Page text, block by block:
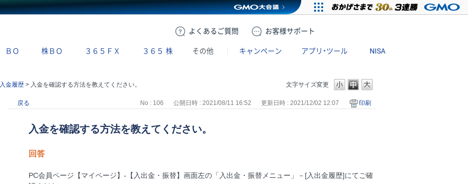
よくある ご質問 お客様サポート
ＢＯ 株ＢＯ ３６５ＦＸ ３６５ 株 その他 キャンペーン アプリ・ツール NISA
文字サイズ変更
入金履歴 > 入金を確認する方法を教えてください。
戻る No : 106 公開日時 : 2021/08/11 16:52 更新日時 : 2021/12/02 12:07 印刷
入金を確認する方法を教えてください。
回答
PC会員ページ【マイページ】-【入出金・振替】画面左の「入出金・振替メニュー」－[入出金履歴]にてご確